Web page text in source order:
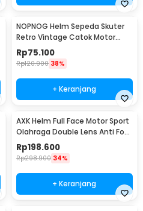
NOPNOG Helm Sepeda Skuter
Retro Vintage Catok Motor
Bicycle Helmet - U15
Rp75.100
Rp120.900 38%
+ Keranjang
AXK Helm Full Face Motor Sport
Olahraga Double Lens Anti Fog
Motocycle - A557
Rp198.600
Rp298.900 34%
+ Keranjang